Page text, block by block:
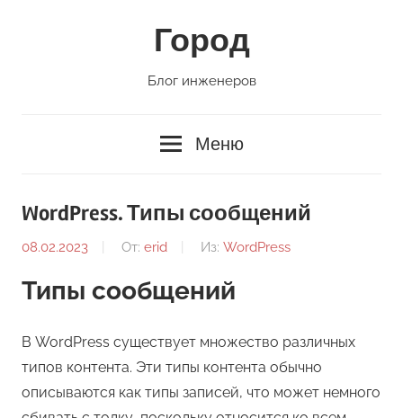
Город
Блог инженеров
Меню
WordPress. Типы сообщений
08.02.2023 От: erid Из: WordPress
Типы сообщений
В WordPress существует множество различных
типов контента. Эти типы контента обычно
описываются как типы записей, что может немного